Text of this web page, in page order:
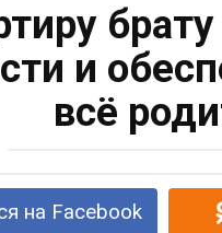
и
всё
на Facebook